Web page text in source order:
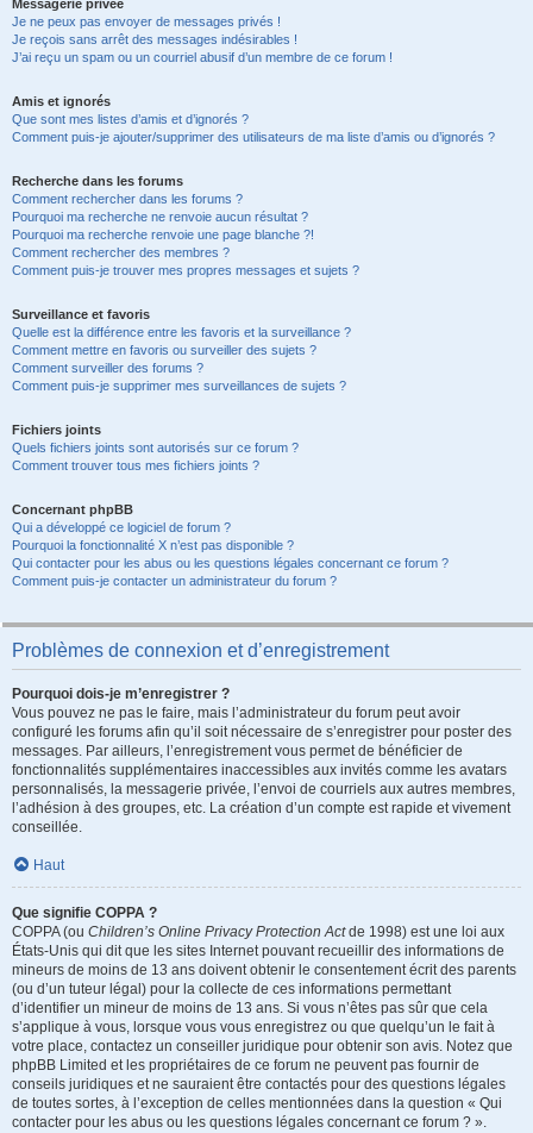
Messagerie privée
Je ne peux pas envoyer de messages privés !
Je reçois sans arrêt des messages indésirables !
J’ai reçu un spam ou un courriel abusif d’un membre de ce forum !
Amis et ignorés
Que sont mes listes d’amis et d’ignorés ?
Comment puis-je ajouter/supprimer des utilisateurs de ma liste d’amis ou d’ignorés ?
Recherche dans les forums
Comment rechercher dans les forums ?
Pourquoi ma recherche ne renvoie aucun résultat ?
Pourquoi ma recherche renvoie une page blanche ?!
Comment rechercher des membres ?
Comment puis-je trouver mes propres messages et sujets ?
Surveillance et favoris
Quelle est la différence entre les favoris et la surveillance ?
Comment mettre en favoris ou surveiller des sujets ?
Comment surveiller des forums ?
Comment puis-je supprimer mes surveillances de sujets ?
Fichiers joints
Quels fichiers joints sont autorisés sur ce forum ?
Comment trouver tous mes fichiers joints ?
Concernant phpBB
Qui a développé ce logiciel de forum ?
Pourquoi la fonctionnalité X n’est pas disponible ?
Qui contacter pour les abus ou les questions légales concernant ce forum ?
Comment puis-je contacter un administrateur du forum ?
Problèmes de connexion et d’enregistrement
Pourquoi dois-je m’enregistrer ?
Vous pouvez ne pas le faire, mais l’administrateur du forum peut avoir
configuré les forums afin qu’il soit nécessaire de s’enregistrer pour poster des
messages. Par ailleurs, l’enregistrement vous permet de bénéficier de
fonctionnalités supplémentaires inaccessibles aux invités comme les avatars
personnalisés, la messagerie privée, l’envoi de courriels aux autres membres,
l’adhésion à des groupes, etc. La création d’un compte est rapide et vivement
conseillée.
Haut
Que signifie COPPA ?
COPPA (ou Children’s Online Privacy Protection Actde 1998) est une loi aux
États-Unis qui dit que les sites Internet pouvant recueillir des informations de
mineurs de moins de 13 ans doivent obtenir le consentement écrit des parents
(ou d’un tuteur légal) pour la collecte de ces informations permettant
d’identifier un mineur de moins de 13 ans. Si vous n’êtes pas sûr que cela
s’applique à vous, lorsque vous vous enregistrez ou que quelqu’un le fait à
votre place, contactez un conseiller juridique pour obtenir son avis. Notez que
phpBB Limited et les propriétaires de ce forum ne peuvent pas fournir de
conseils juridiques et ne sauraient être contactés pour des questions légales
de toutes sortes, à l’exception de celles mentionnées dans la question « Qui
contacter pour les abus ou les questions légales concernant ce forum ? ».